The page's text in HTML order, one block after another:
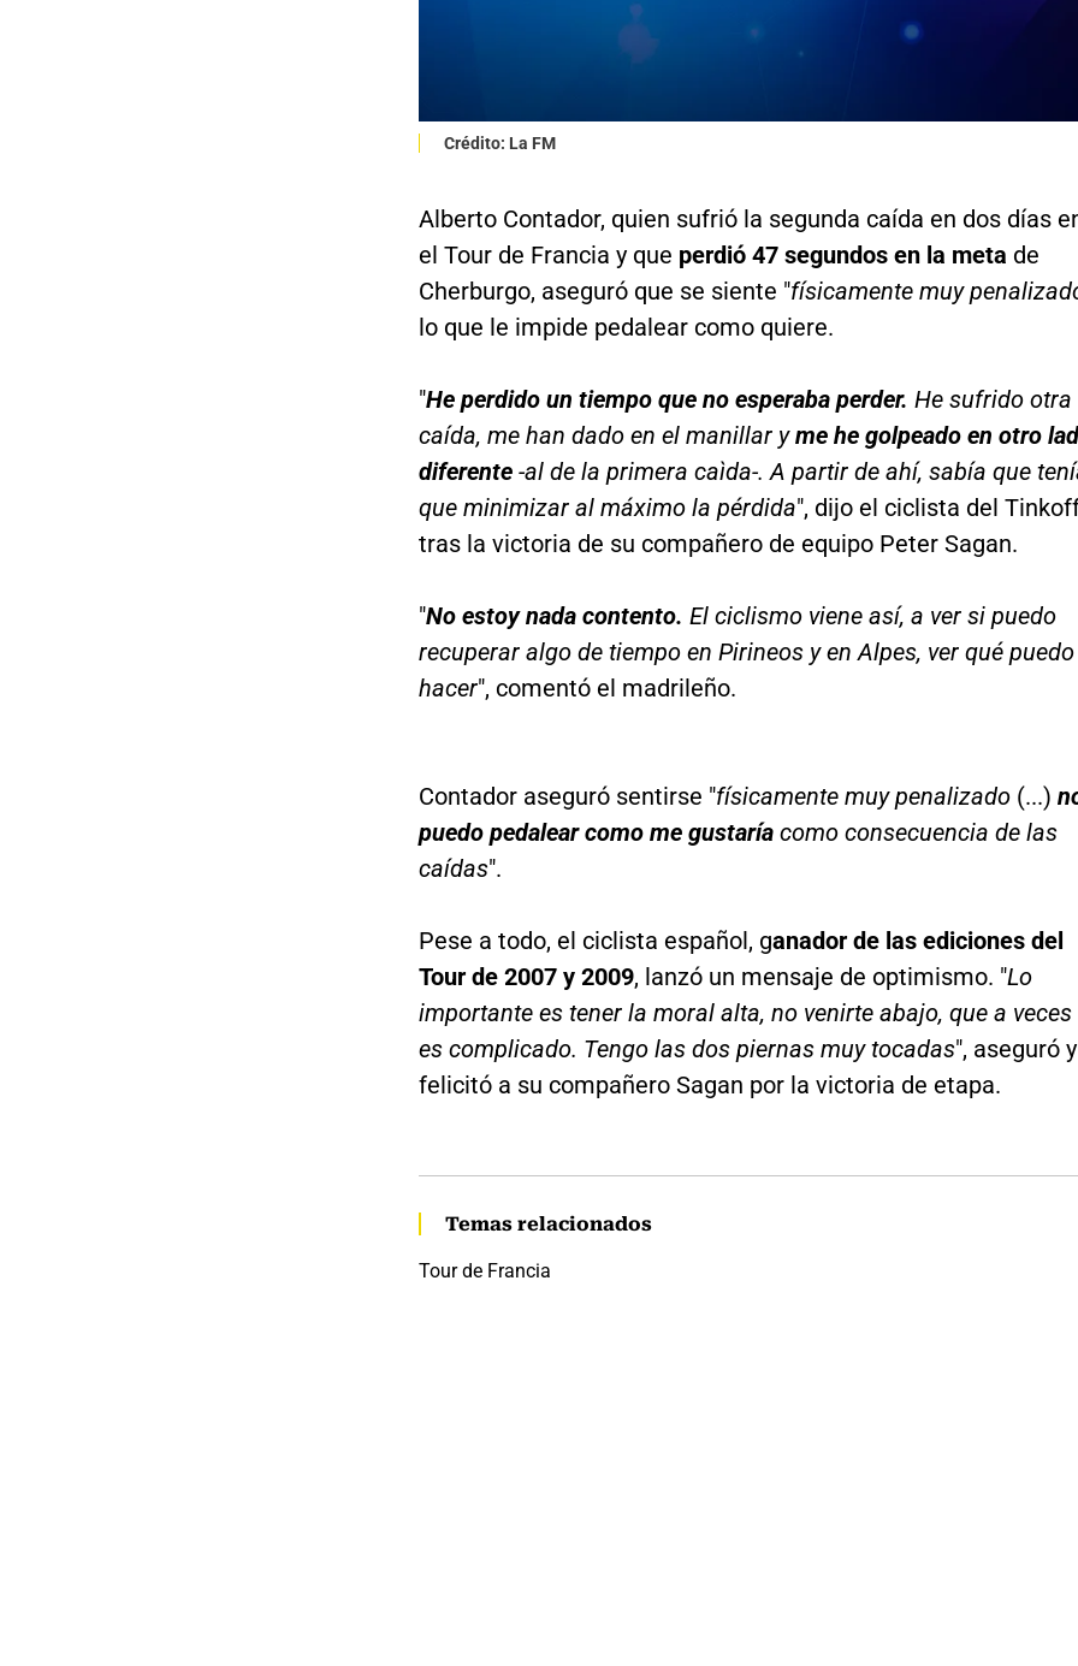
Crédito: La FM
Alberto Contador, quien sufrió la segunda caída en dos días
el Tour de Francia y que perdió 47 segundos en la meta de
Cherburgo, aseguró que se siente "físicamente muy
lo que le impide pedalear como quiere.
"He perdido un tiempo que no esperaba perder. He sufrido otra
caída, me han dado en el manillar yme he golpeado en otro
diferente-al de la primera caìda-. A partir de ahí, sabía que
que minimizar al máximo la pérdida", dijo el ciclista del
tras la victoria de su compañero de equipo Peter Sagan.
"No estoy nada contento. El ciclismo viene así, a ver si puedo
recuperar algo de tiempo en Pirineos y en Alpes, ver qué puedo
hacer", comentó el madrileño.
Contador aseguró sentirse "físicamente muy penalizado(...)
puedo pedalear como me gustaríacomo consecuencia de las
caídas".
Pese a todo, el ciclista español, ganador de las ediciones del
Tour de 2007 y 2009, lanzó un mensaje de optimismo. "Lo
importante es tener la moral alta, no venirte abajo, que a veces
es complicado. Tengo las dos piernas muy tocadas", aseguró y
felicitó a su compañero Sagan por la victoria de etapa.
Temas relacionados
Tour de Francia